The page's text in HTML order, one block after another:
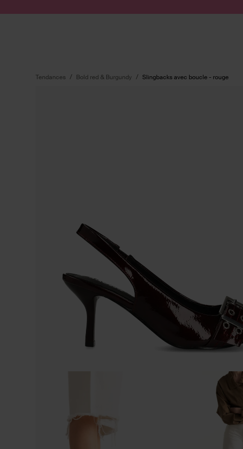
Tendances Bold red & Burgundy Slingbacks avec boucle - rouge